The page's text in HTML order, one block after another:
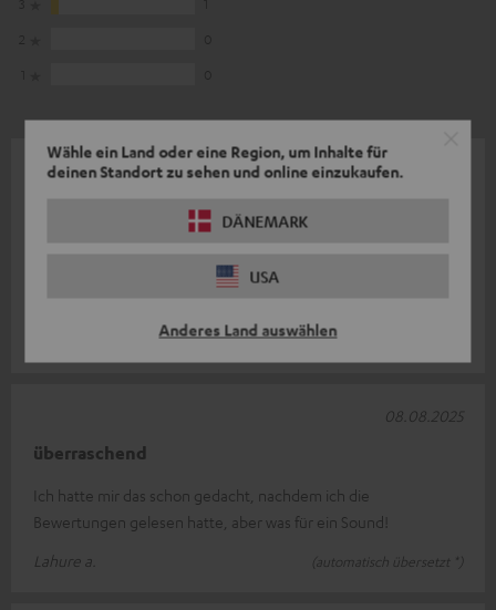
Wähle ein Land oder eine Region, um Inhalte für
deinen Standort zu sehen und online einzukaufen.
DÄNEMARK
USA
Anderes Land auswählen
Ultima 20 Lautsprecher
sehr gut verarbeitet. Zu dem Bassmodul kann ich keine
14.08.2025
überraschend
Ich hatte mir das schon gedacht, nachdem ich die
Bewertungen gelesen hatte, aber was für ein Sound!
Lahure a.
(automatisch übersetzt *)
08.08.2025